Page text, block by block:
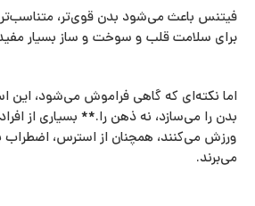
فیتنس باعث می‌شود بدن قوی‌تر، متناسب‌تر
برای سلامت قلب و سوخت‌ و ساز بسیار
اما نکته‌ای که گاهی فراموش می‌شود،
بدن را می‌سازد، نه ذهن را.** بسیاری از
ورزش می‌کنند، همچنان از استرس،
می‌برند.